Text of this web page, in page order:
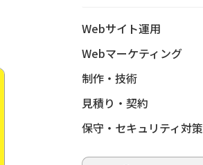
Webサイト運用
Webマーケティング
制作・技術
見積り・契約
保守・セキュリティ対策